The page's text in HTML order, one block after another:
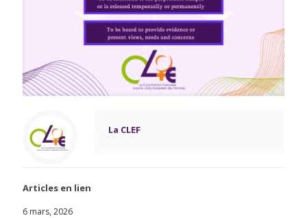
La CLEF
Articles en lien
6 mars, 2026